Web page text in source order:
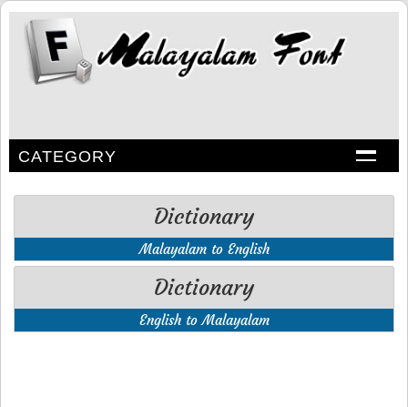
CATEGORY
Dictionary
Malayalam to English
Dictionary
English to Malayalam